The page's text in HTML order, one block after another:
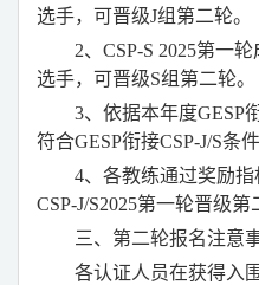
选手，可晋级J组第二轮。
2、 CSP-S 2025第一轮
选手，可晋级S组第二轮。
3、依据本年度GESP
符合GESP衔接CSP-J/S条
4、各教练通过奖励
CSP-J/S2025第一轮晋级第
三、第二轮报名注意
各认证人员在获得入